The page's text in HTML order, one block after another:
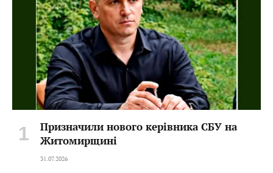
Призначили нового керівника СБУ на
Житомирщині
31.07.2026